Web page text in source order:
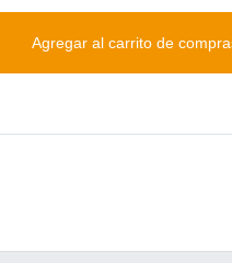
Agregar al carrito de